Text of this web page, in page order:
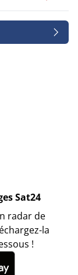
Sat24
radar de
la
!